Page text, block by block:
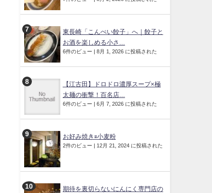
東長崎「こんぺい餃子」へ｜餃子と
お酒を楽しめる小さ...
6件のビュー | 8月 1, 2026 に投稿された
【江古田】ドロドロ濃厚スープ×極
太麺の衝撃！百名店...
6件のビュー | 6月 7, 2026 に投稿された
お好み焼き🟰小麦粉
2件のビュー | 12月 21, 2024 に投稿された
期待を裏切らないにんにく専門店の